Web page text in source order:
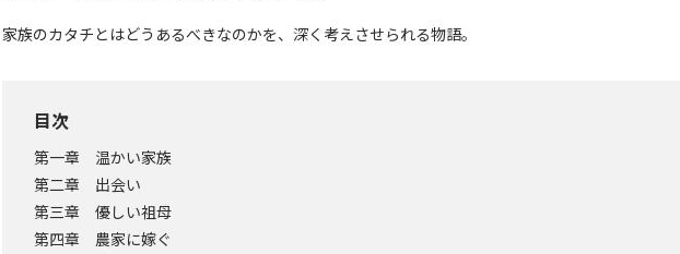
家族のカタチとはどうあるべきなのかを、深く考えさせられる物語。
目次
第一章 温かい家族
第二章 出会い
第三章 優しい祖母
第四章 農家に嫁ぐ